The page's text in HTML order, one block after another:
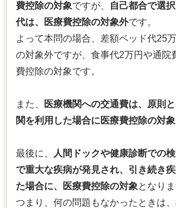
費控除の対象ですが、
自己都合で選
代は、医療費控除の対象外です。
よって本問の場合、差額ベッド代25
の対象外ですが、食事代2万円や通院
費控除の対象です。
また、
医療機関への交通費は、原則
関を利用した場合に医療費控除の対象
最後に、
人間ドックや健康診断での
で重大な疾病が発見され、引き続き
た場合に、医療費控除の対象となりま
つまり、何の問題もなかったときは